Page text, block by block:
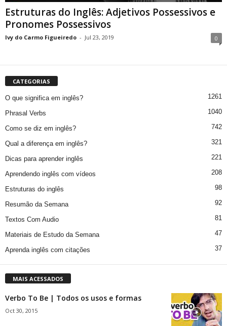
Estruturas do Inglês: Adjetivos Possessivos e
Pronomes Possessivos
Ivy do Carmo Figueiredo - Jul 23, 2019 0
CATEGORIAS
O que significa em inglês? 1261
Phrasal Verbs 1040
Como se diz em inglês? 742
Qual a diferença em inglês? 321
Dicas para aprender inglês 221
Aprendendo inglês com vídeos 208
Estruturas do inglês 98
Resumão da Semana 92
Textos Com Audio 81
Materiais de Estudo da Semana 47
Aprenda inglês com citações 37
MAIS ACESSADOS
Verbo To Be | Todos os usos e formas
Oct 30, 2015